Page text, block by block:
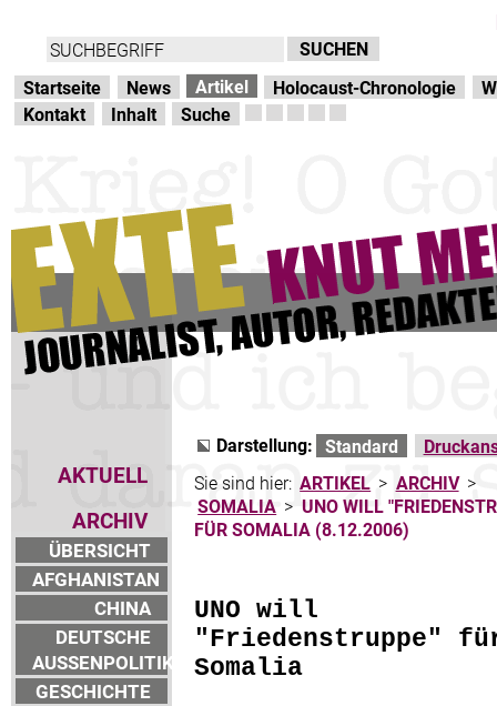
Startseite News Artikel Holocaust-Chronologie
Kontakt
Inhalt Suche
AKTUELL
ARCHIV
ÜBERSICHT
AFGHANISTAN
CHINA
DEUTSCHE
AUSSENPOLITIK
GESCHICHTE
Darstellung: Standard
Sie sind hier: ARTIKEL > ARCHIV >
SOMALIA > UNO WILL
FÜR SOMALIA (8.12.2006)
UNO will
"Friedenstruppe"
Somalia